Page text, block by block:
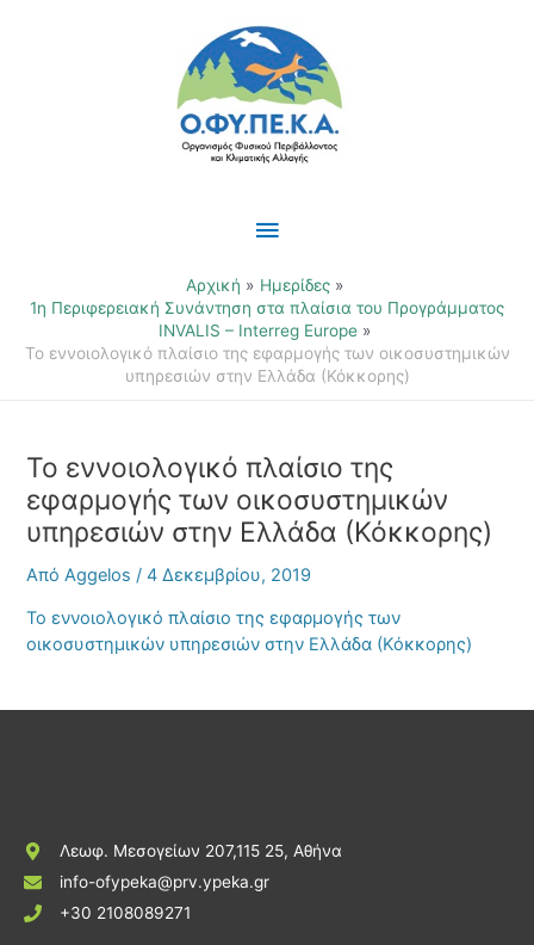
Κύριο
Μενού
Αρχική
Ημερίδες
1η Περιφερειακή Συνάντηση στα πλαίσια του Προγράμματος
INVALIS – Interreg Europe
Το εννοιολογικό πλαίσιο της εφαρμογής των οικοσυστημικών
υπηρεσιών στην Ελλάδα (Κόκκορης)
Το εννοιολογικό πλαίσιο της
εφαρμογής των οικοσυστημικών
υπηρεσιών στην Ελλάδα (Κόκκορης)
ΑπόAggelos/4 Δεκεμβρίου, 2019
Το εννοιολογικό πλαίσιο της εφαρμογής των
οικοσυστημικών υπηρεσιών στην Ελλάδα (Κόκκορης)
Λεωφ. Μεσογείων 207,115 25, Αθήνα
info-ofypeka@prv.ypeka.gr
+30 2108089271